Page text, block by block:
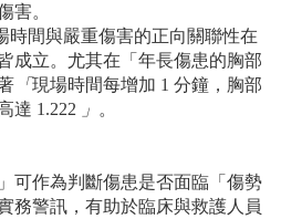
害。
時間與嚴重傷害的正向關聯性在
成立。尤其在「年長傷患的胸部
「現場時間每增加 1 分鐘，胸部
達 1.222 」 。
可作為判斷傷患是否面臨「傷勢
務警訊，有助於臨床與救護人員